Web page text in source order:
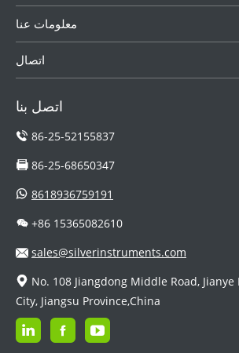
معلومات عنا
اتصال
اتصل بنا
86-25-52155837
86-25-68650347
8618936759191
+86 15365082610
sales@silverinstruments.com
No. 108 Jiangdong Middle Road,
City, Jiangsu Province,China